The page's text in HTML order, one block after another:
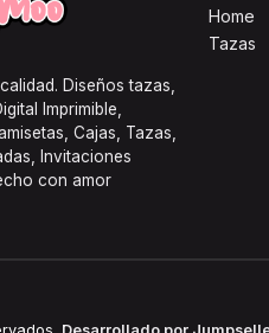
Diseños tazas,
Imprimible,
Cajas, Tazas,
Invitaciones
con amor
Home
Tazas